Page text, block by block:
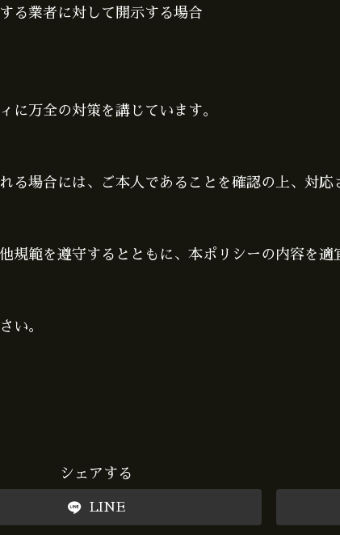
る業者に対して開示する場合
に万全の対策を講じています。
場合には、ご本人であることを確認の上、対応
範を遵守するとともに、本ポリシーの内容を適
い。
シェアする
LINE